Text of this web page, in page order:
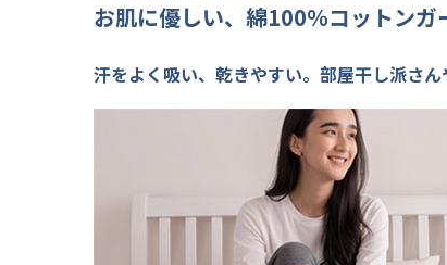
お肌に優しい、綿100％コットンガ
汗をよく吸い、乾きやすい。部屋干し派さ